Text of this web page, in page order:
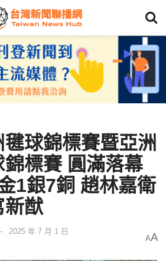
球錦標賽暨亞洲
標賽 圓滿落幕
1銀7銅 趙林嘉衛
新猷
2025 年 7 月 1 日
AA